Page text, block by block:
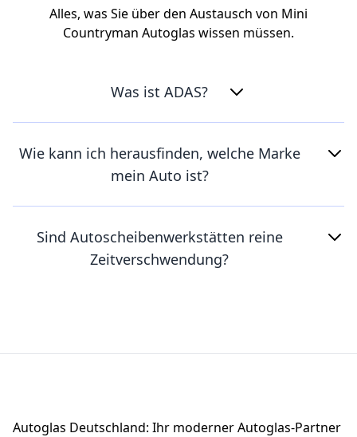
Alles, was Sie über den Austausch von Mini
Countryman Autoglas wissen müssen.
Was ist ADAS?
Wie kann ich herausfinden, welche Marke
mein Auto ist?
Sind Autoscheibenwerkstätten reine
Zeitverschwendung?
Autoglas Deutschland: Ihr moderner Autoglas-Partner